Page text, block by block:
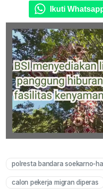
Ikuti
polresta bandara soekarno-
calon pekerja migran diperas